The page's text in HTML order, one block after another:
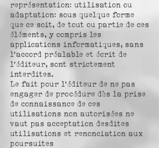
représentation: utilisation ou
adaptation: sous quelque forme
que ce soit, de tout ou partie de ces
éléments, y compris les
applications informatiques, sans
l’accord préalable et écrit de
l’éditeur, sont strictement
interdites.
Le fait pour l’éditeur de ne pas
engager de procédure dès la prise
de connaissance de ces
utilisations non autorisées ne
vaut pas acceptation desdites
utilisations et renonciation aux
poursuites